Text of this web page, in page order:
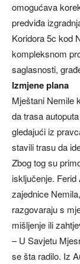
omogućava
predviđa
Koridora 5c kod
kompleksnom
saglasnosti,
Izmjene plana
Mještani Nemile
da trasa
gledajući iz
stavili trasu da
Zbog tog su
isključenje.
zajednice
razgovaraju s
mišljenje ili
– U Savjetu
se šta radilo. Iz